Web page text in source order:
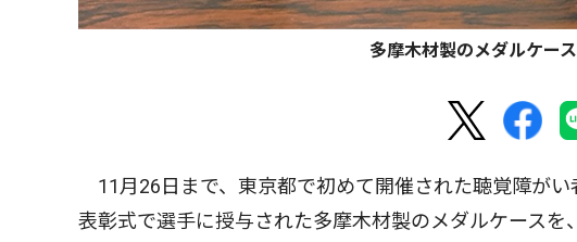
多摩木材製のメダルケー
11月26日まで、東京都で初めて開催された聴覚障が
表彰式で選手に授与された多摩木材製のメダルケース